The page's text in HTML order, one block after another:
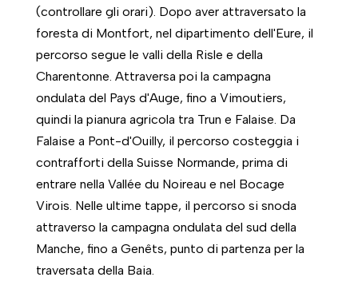
(controllare gli orari). Dopo aver attraversato la
foresta di Montfort, nel dipartimento dell'Eure, il
percorso segue le valli della Risle e della
Charentonne. Attraversa poi la campagna
ondulata del Pays d'Auge, fino a Vimoutiers,
quindi la pianura agricola tra Trun e Falaise. Da
Falaise a Pont-d'Ouilly, il percorso costeggia i
contrafforti della Suisse Normande, prima di
entrare nella Vallée du Noireau e nel Bocage
Virois. Nelle ultime tappe, il percorso si snoda
attraverso la campagna ondulata del sud della
Manche, fino a Genêts, punto di partenza per la
traversata della Baia.